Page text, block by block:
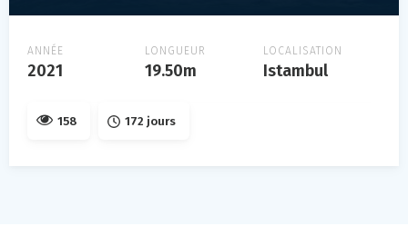
ANNÉE
2021
LONGUEUR
19.50m
LOCALISATION
Istambul
158 172 jours